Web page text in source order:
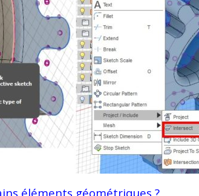
éléments géométriques ?